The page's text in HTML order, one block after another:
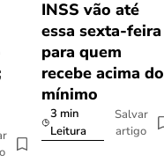
INSS vão até
essa sexta-feira
para quem
recebe acima do
mínimo
3 min
Leitura
Salvar
artigo